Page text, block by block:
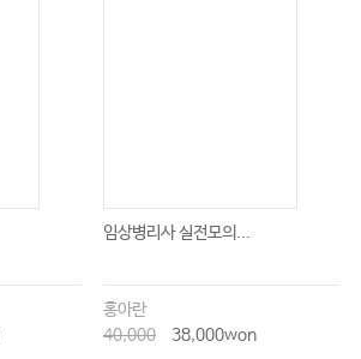
임상병리사 실전모의...
홍아란
40,000
38,000won